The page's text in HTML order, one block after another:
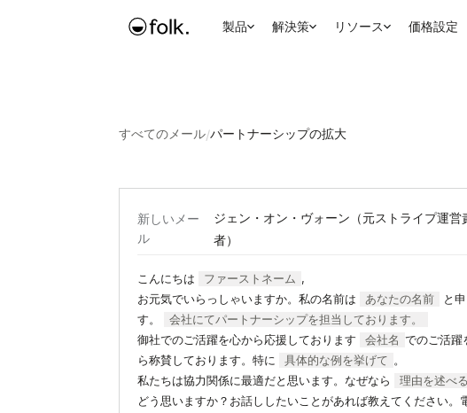
製品 解決策 リソース 価格設定
すべてのメール/パートナーシップの拡大
新しいメー
ル
ジェン・オン・ヴォーン（元ストライプ運営
者）
こんにちは ファーストネーム ,
お元気でいらっしゃいますか。私の名前は
あなたの名前
と
す。
会社にてパートナーシップを担当しております。
御社でのご活躍を心から応援しております
会社名 でのご活躍
ら称賛しております。特に
具体的な例を挙げて 。
私たちは協力関係に最適だと思います。なぜなら
理由を述べる
どう思いますか？お話ししたいことがあれば教えてください。